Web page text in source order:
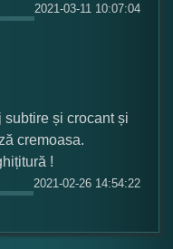
produs:
2021-03-11 10:07:04
și crocant și
cremoasa.
!
2021-02-26 14:54:22